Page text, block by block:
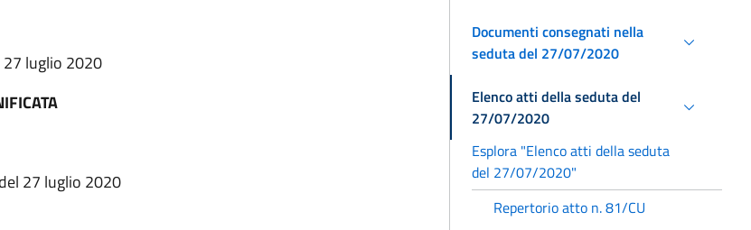
27 luglio 2020
27 luglio 2020
Documenti consegnati nella
seduta del 27/07/2020
Elenco atti della seduta del
27/07/2020
Esplora "Elenco atti della seduta
del 27/07/2020"
Repertorio atto n. 81/CU